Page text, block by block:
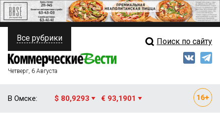
ПОЛИТИКА
ФИНАНСЫ
Свежий выпуск
Все рубрики Поиск по сайту
Четверг, 6 Августа
В Омске: $ 80,9293 € 93,1901